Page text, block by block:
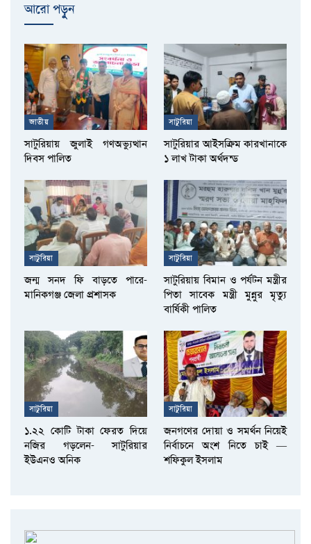
আরো পড়ুুন
জাতীয়
সাটুরিয়ায় জুলাই গণঅভ্যুত্থান
দিবস পালিত
সাটুরিয়া
সাটুরিয়ার আইসক্রিম কারখানাকে
১ লাখ টাকা অর্থদন্ড
সাটুরিয়া
জন্ম সনদ ফি বাড়তে পারে-
মানিকগঞ্জ জেলা প্রশাসক
সাটুরিয়া
সাটুরিয়ায় বিমান ও পর্যটন মন্ত্রীর
পিতা সাবেক মন্ত্রী মুন্নুর মৃত্যু
বার্ষিকী পালিত
সাটুরিয়া
১.২২ কোটি টাকা ফেরত দিয়ে
নজির গড়লেন- সাটুরিয়ার
ইউএনও অনিক
সাটুরিয়া
জনগণের দোয়া ও সমর্থন নিয়েই
নির্বাচনে অংশ নিতে চাই —
শফিকুল ইসলাম